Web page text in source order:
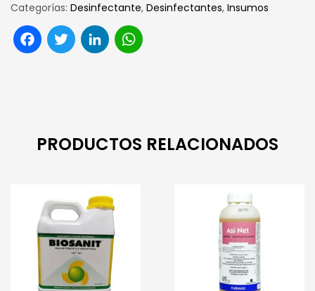
Categorías: Desinfectante, Desinfectantes, Insumos
Facebook
TwitterLinkedIn
PRODUCTOS RELACIONADOS